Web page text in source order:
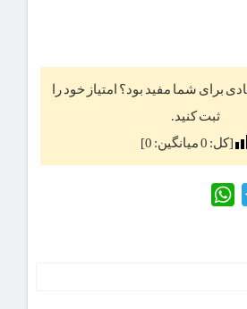
برای شما مفید بود؟ امتیاز خود را
ثبت کنید.
[کل: 0میانگین: 0
]
Telegram